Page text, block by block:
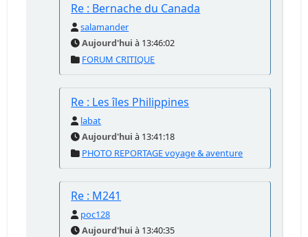
Re : Bernache du Canada
salamander
Aujourd'hui à 13:46:02
FORUM CRITIQUE
Re : Les îles Philippines
labat
Aujourd'hui à 13:41:18
PHOTO REPORTAGE voyage & aventure
Re : M241
poc128
Aujourd'hui à 13:40:35